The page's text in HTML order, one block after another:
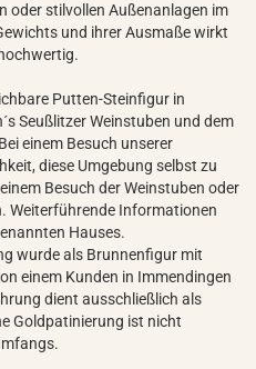
oder stilvollen Außenanlagen im
und ihrer Ausmaße wirkt
Putten-Steinfigur in
Seußlitzer Weinstuben und dem
einem Besuch unserer
diese Umgebung selbst zu
Besuch der Weinstuben oder
Weiterführende Informationen
Hauses.
wurde als Brunnenfigur mit
einem Kunden in Immendingen
dient ausschließlich als
Goldpatinierung ist nicht